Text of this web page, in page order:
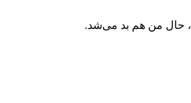
حال من هم بد می‌شد.